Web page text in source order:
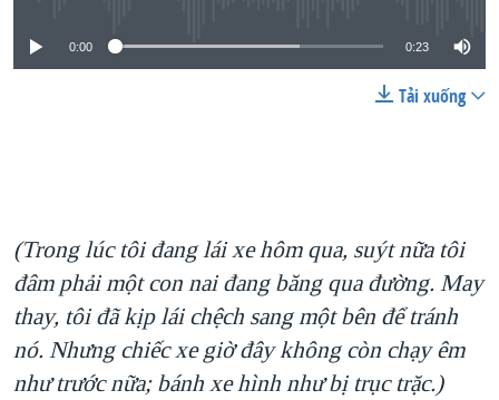
0:00 0:23
Tải xuống
(Trong lúc tôi đang lái xe hôm qua, suýt nữa tôi
đâm phải một con nai đang băng qua đường. May
thay, tôi đã kịp lái chệch sang một bên để tránh
nó. Nhưng chiếc xe giờ đây không còn chạy êm
như trước nữa; bánh xe hình như bị trục trặc.)